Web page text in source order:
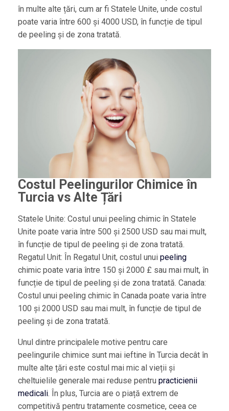
în multe alte țări, cum ar fi Statele Unite, unde costul
poate varia între 600 și 4000 USD, în funcție de tipul
de peeling și de zona tratată.
Costul Peelingurilor Chimice în
Turcia vs Alte Țări
Statele Unite: Costul unui peeling chimic în Statele
Unite poate varia între 500 și 2500 USD sau mai mult,
în funcție de tipul de peeling și de zona tratată.
Regatul Unit: În Regatul Unit, costul unui peeling
chimic poate varia între 150 și 2000 £ sau mai mult, în
funcție de tipul de peeling și de zona tratată. Canada:
Costul unui peeling chimic în Canada poate varia între
100 și 2000 USD sau mai mult, în funcție de tipul de
peeling și de zona tratată.
Unul dintre principalele motive pentru care
peelingurile chimice sunt mai ieftine în Turcia decât în
multe alte țări este costul mai mic al vieții și
cheltuielile generale mai reduse pentru practicienii
medicali. În plus, Turcia are o piață extrem de
competitivă pentru tratamente cosmetice, ceea ce